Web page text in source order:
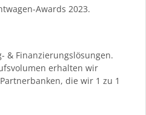
Awards 2023.
& Finanzierungslösungen.
erhalten wir
die wir 1 zu 1